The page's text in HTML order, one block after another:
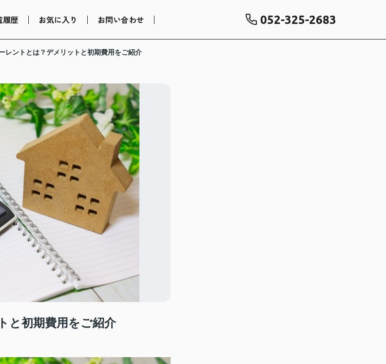
履歴 お気に入り お問い合わせ 052-325-2683
レントとは？デメリットと初期費用をご紹介
と初期費用をご紹介